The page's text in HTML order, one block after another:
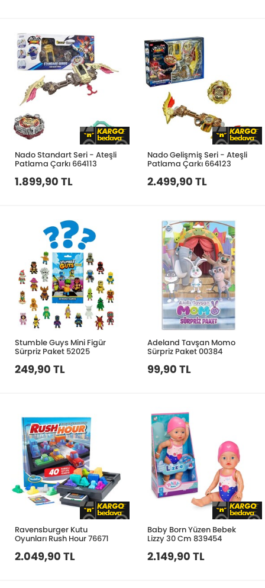
Nado Standart Seri - Ateşli
Patlama Çarkı 664113
1.899,90 TL
Nado Gelişmiş Seri - Ateşli
Patlama Çarkı 664123
2.499,90 TL
Stumble Guys Mini Figür
Sürpriz Paket 52025
249,90 TL
Adeland Tavşan Momo
Sürpriz Paket 00384
99,90 TL
Ravensburger Kutu
Oyunları Rush Hour 76671
2.049,90 TL
Baby Born Yüzen Bebek
Lizzy 30 Cm 839454
2.149,90 TL